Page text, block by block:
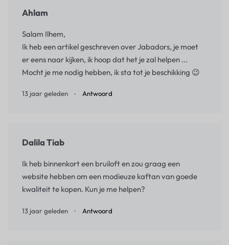
Ahlam
Salam Ilhem,
Ik heb een artikel geschreven over Jabadors, je moet
er eens naar kijken, ik hoop dat het je zal helpen ...
Mocht je me nodig hebben, ik sta tot je beschikking 😉
13 jaar geleden Antwoord
Dalila Tiab
Ik heb binnenkort een bruiloft en zou graag een
website hebben om een modieuze kaftan van goede
kwaliteit te kopen. Kun je me helpen?
13 jaar geleden Antwoord